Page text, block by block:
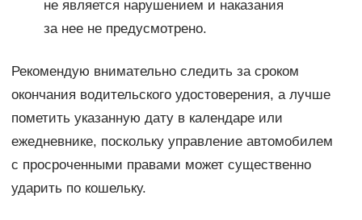
не является нарушением и наказания
за нее не предусмотрено.
Рекомендую внимательно следить за сроком
окончания водительского удостоверения, а лучше
пометить указанную дату в календаре или
ежедневнике, поскольку управление автомобилем
с просроченными правами может существенно
ударить по кошельку.